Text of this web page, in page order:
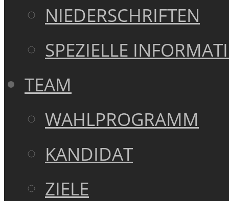
NIEDERSCHRIFTEN
SPEZIELLE
TEAM
WAHLPROGRAMM
KANDIDAT
ZIELE